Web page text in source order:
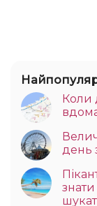
Коли
день